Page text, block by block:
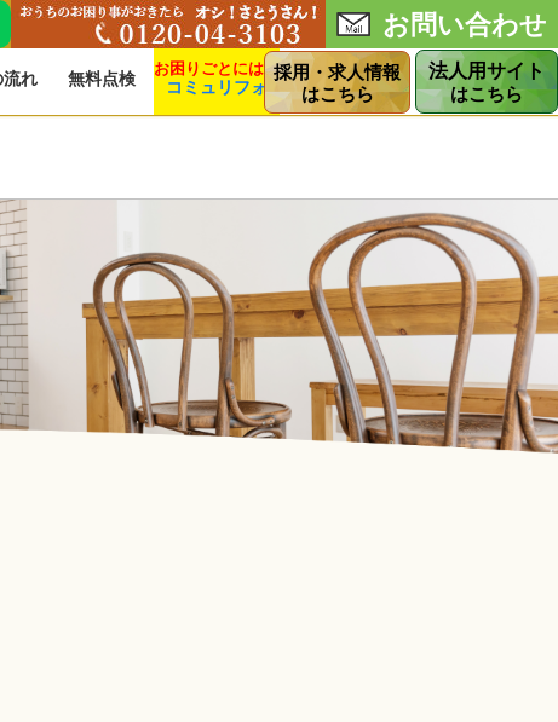
お問い合わせ
採用・求人情報
はこちら
法人用サイト
はこちら
れ 無料点検 コミュリフォ ショップ